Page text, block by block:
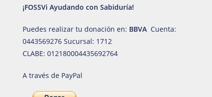
¡FOSSVi Ayudando con Sabiduría!
Puedes realizar tu donación en: BBVACuenta:
0443569276 Sucursal: 1712
CLABE: 012180004435692764
A través de PayPal